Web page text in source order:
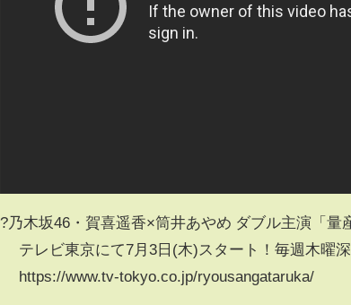
?乃木坂46・賀喜遥香×筒井あやめ ダブル主演「量
テレビ東京にて7月3日(木)スタート！毎週木曜深
https://www.tv-tokyo.co.jp/ryousangataruka/